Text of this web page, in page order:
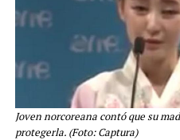
Joven norcoreana contó que su
protegerla. (Foto: Captura)